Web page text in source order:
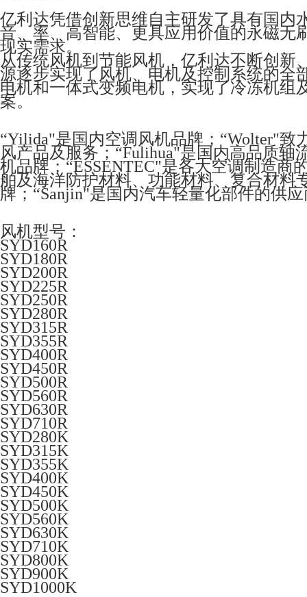
亿利达凭借创新思维自主研发了具有国内
音、率、高智能、更具应用价值的永磁无
现实需求。
从传统风机到节能风机，亿利达不断创
源逐步实现了风机、电机及控制系统的全
电机和一体式变频电机，实现了冷冻机组
案。
“Yilida"是国内空调风机品牌；“Wolter"
风产品及服务；“Fulihua"是国内高品质
机品牌；“ESSENTEC"是各大空调制造
舶及海洋防护材料、功能材料、复合材料
牌；“Sanjin"是国内汽车轻量化部件的供
风机型号：
SYD160R
SYD180R
SYD200R
SYD225R
SYD250R
SYD280R
SYD315R
SYD355R
SYD400R
SYD450R
SYD500R
SYD560R
SYD630R
SYD710R
SYD280K
SYD315K
SYD355K
SYD400K
SYD450K
SYD500K
SYD560K
SYD630K
SYD710K
SYD800K
SYD900K
SYD1000K